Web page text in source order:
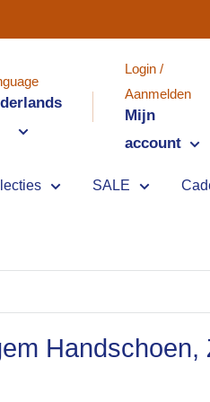
Login /
Aanmelden
Mijn
account
SALE
Handschoen,